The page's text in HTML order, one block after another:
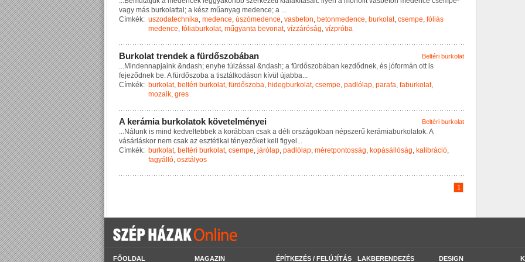
vagy más burko atta ; a kész műanyag medence; a ...
Címkék: uszodatechnika, medence, úszómedence, vasbeton, betonmedence, burkolat, csempe, fóliás
medence, fóliaburkolat, műgyanta bevonat, vízzáróság, vízpróba
Beltéri burkolat
Burkolat trendek a fürdőszobában
...Mindennapjain k &ndash; enyhe tú zássa &ndash; a fürdőszobában kezdődne k, és jóformán ott is
fejeződne k be.A fürdőszoba a tisztá kodáson kívü újabba...
Címkék: burkolat, beltéri burkolat, fürdőszoba, hidegburkolat, csempe, padlólap, parafa, faburkolat,
mozaik, gres
Beltéri burkolat
A kerámia burkolatok követelményei
...Ná un k is mind kedve tebbe k a korábban csak a dé i országokban népszerű kerámiaburko atok.A
vásár áskor nem csak az esztéti kai tényezőket ke figye ...
Címkék: burkolat, beltéri burkolat, csempe, járólap, padlólap, méretpontosság, kopásállóság, kalibráció,
fagyálló, osztályos
1
FŐOLDAL MAGAZIN ÉPÍTKEZÉS / FELÚJÍTÁS LAKBERENDEZÉS DESIGN